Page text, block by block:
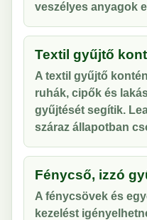
veszélyes anyagok
Textil gyűjtő
A textil gyűjtő
ruhák, cipők és
gyűjtését segítik.
száraz állapotban
Fénycső, izzó
A fénycsövek és
kezelést